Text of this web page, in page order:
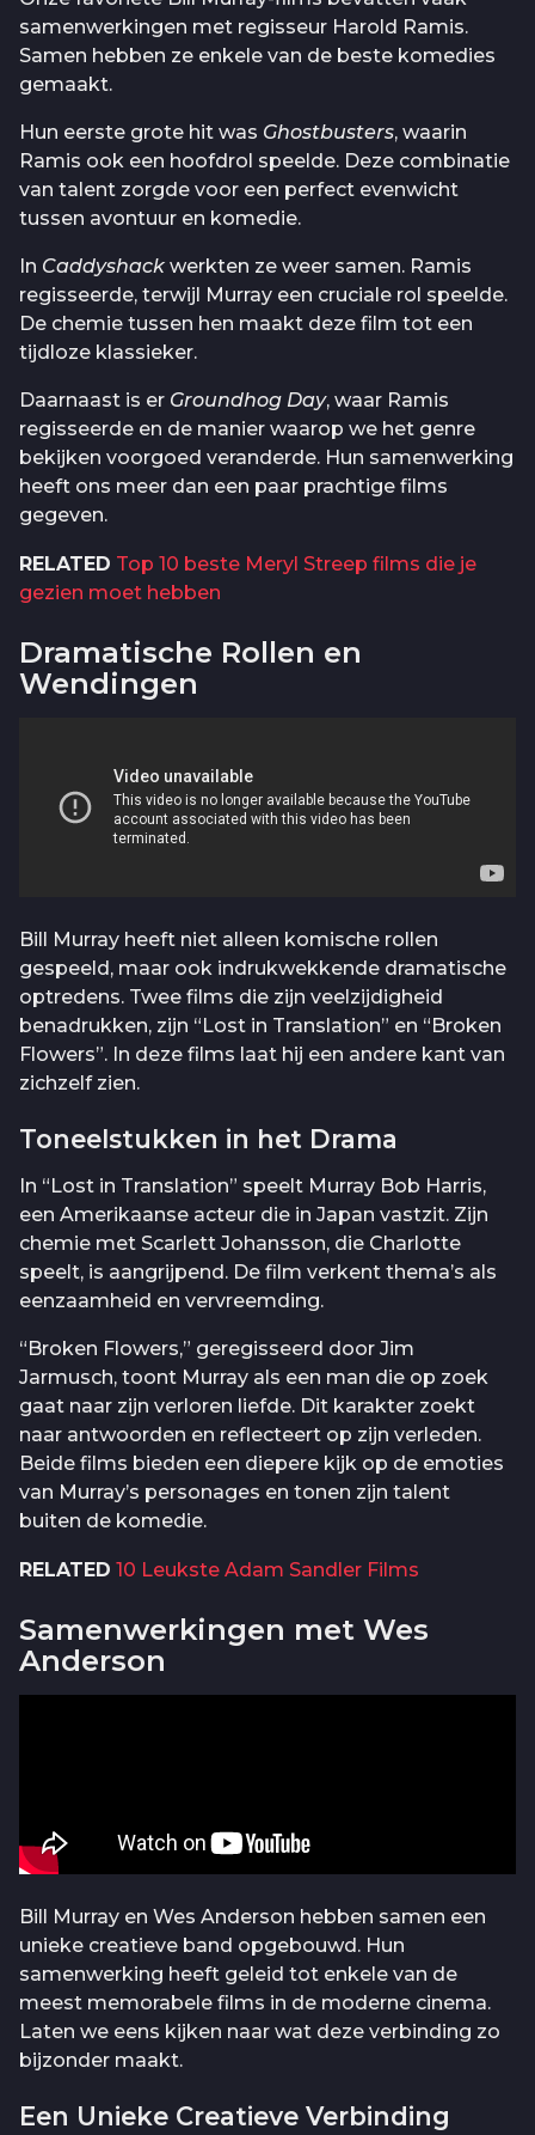
samenwerkingen met regisseur Harold Ramis.
Samen hebben ze enkele van de beste komedies
gemaakt.
Hun eerste grote hit was Ghostbusters, waarin
Ramis ook een hoofdrol speelde. Deze combinatie
van talent zorgde voor een perfect evenwicht
tussen avontuur en komedie.
In Caddyshack werkten ze weer samen. Ramis
regisseerde, terwijl Murray een cruciale rol speelde.
De chemie tussen hen maakt deze film tot een
tijdloze klassieker.
Daarnaast is er Groundhog Day, waar Ramis
regisseerde en de manier waarop we het genre
bekijken voorgoed veranderde. Hun samenwerking
heeft ons meer dan een paar prachtige films
gegeven.
RELATED Top 10 beste Meryl Streep films die je
gezien moet hebben
Dramatische Rollen en
Wendingen
Bill Murray heeft niet alleen komische rollen
gespeeld, maar ook indrukwekkende dramatische
optredens. Twee films die zijn veelzijdigheid
benadrukken, zijn “Lost in Translation” en “Broken
Flowers”. In deze films laat hij een andere kant van
zichzelf zien.
Toneelstukken in het Drama
In “Lost in Translation” speelt Murray Bob Harris,
een Amerikaanse acteur die in Japan vastzit. Zijn
chemie met Scarlett Johansson, die Charlotte
speelt, is aangrijpend. De film verkent thema’s als
eenzaamheid en vervreemding.
“Broken Flowers,” geregisseerd door Jim
Jarmusch, toont Murray als een man die op zoek
gaat naar zijn verloren liefde. Dit karakter zoekt
naar antwoorden en reflecteert op zijn verleden.
Beide films bieden een diepere kijk op de emoties
van Murray’s personages en tonen zijn talent
buiten de komedie.
RELATED 10 Leukste Adam Sandler Films
Samenwerkingen met Wes
Anderson
Bill Murray en Wes Anderson hebben samen een
unieke creatieve band opgebouwd. Hun
samenwerking heeft geleid tot enkele van de
meest memorabele films in de moderne cinema.
Laten we eens kijken naar wat deze verbinding zo
bijzonder maakt.
Een Unieke Creatieve Verbinding